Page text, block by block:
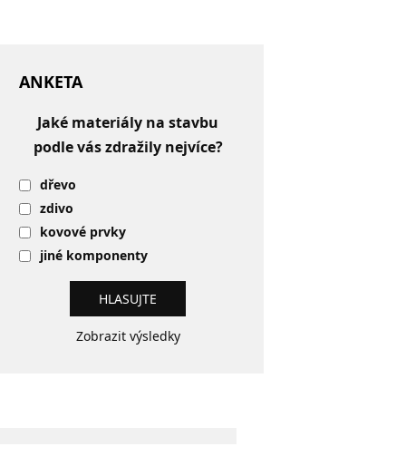
ANKETA
Jaké materiály na stavbu
podle vás zdražily nejvíce?
dřevo
zdivo
kovové prvky
jiné komponenty
Zobrazit výsledky